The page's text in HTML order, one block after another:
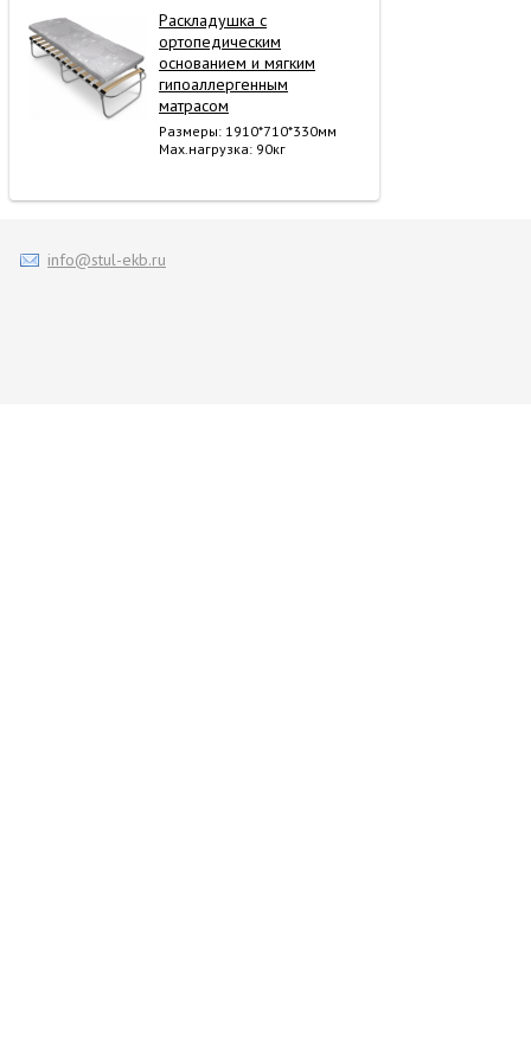
Раскладушка с
ортопедическим
основанием и мягким
гипоаллергенным
матрасом
Размеры: 1910*710*330мм
Мах.нагрузка: 90кг
info@stul-ekb.ru